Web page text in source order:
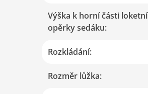
Výška k horní části loketní
opěrky sedáku:
Rozkládání:
Rozměr lůžka: